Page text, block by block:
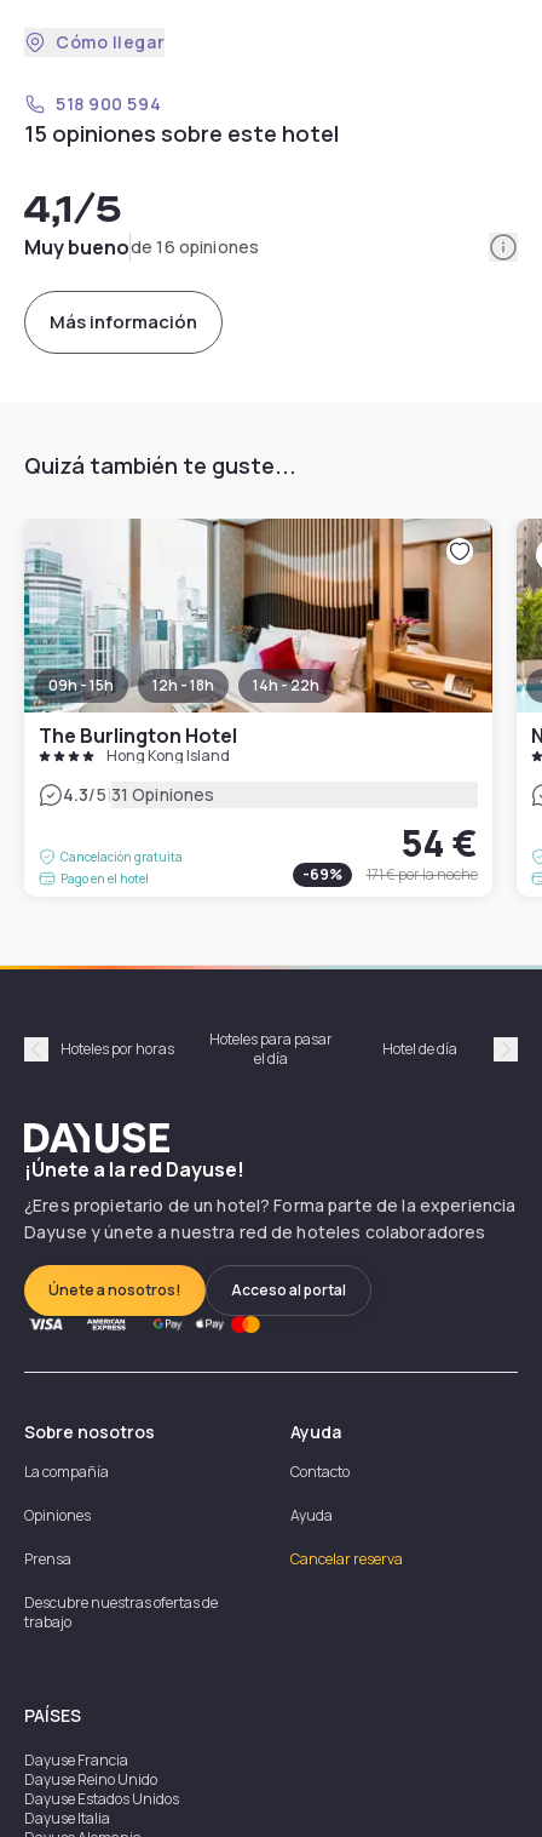
Cómo llegar
518 900 594
15 opiniones sobre este hotel
4,1/5
Muy buenode 16 opiniones
Más información
Quizá también te guste...
09h - 15h 12h - 18h 14h - 22h
The Burlington Hotel
Hong Kong Island
4.3/5|31 Opiniones
Cancelación gratuita
Pago en el hotel
54 €
-69% 171 €por la noche
Précédent
Hoteles por horas
Hoteles para pasar
el día
Hotel de día
Dayuse
¡Únete a la red Dayuse!
¿Eres propietario de un hotel? Forma parte de la experiencia
Dayuse y únete a nuestra red de hoteles colaboradores
Únete a nosotros! Acceso al portal
Sobre nosotros
La compañía
Opiniones
Prensa
Descubre nuestras ofertas de
trabajo
Ayuda
Contacto
Ayuda
Cancelar reserva
PAÍSES
DayuseFrancia
DayuseReino Unido
DayuseEstados Unidos
DayuseItalia